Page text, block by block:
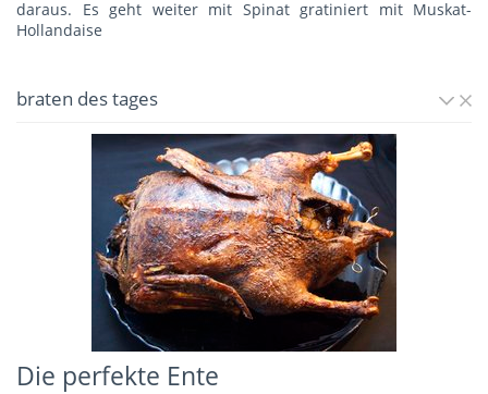
daraus. Es geht weiter mit Spinat gratiniert mit Muskat-
Hollandaise
braten des tages
Die perfekte Ente